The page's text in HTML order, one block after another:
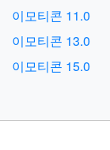
이모티콘 11.0
이모티콘 13.0
이모티콘 15.0